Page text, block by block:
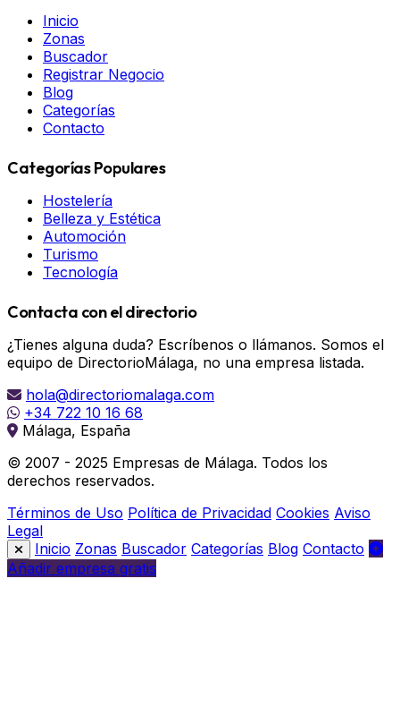
Inicio
Zonas
Buscador
Registrar Negocio
Blog
Categorías
Contacto
Categorías Populares
Hostelería
Belleza y Estética
Automoción
Turismo
Tecnología
Contacta con el directorio
¿Tienes alguna duda? Escríbenos o llámanos. Somos el
equipo de DirectorioMálaga, no una empresa listada.
hola@directoriomalaga.com
+34 722 10 16 68
Málaga, España
© 2007 - 2025 Empresas de Málaga. Todos los
derechos reservados.
Términos de Uso Política de Privacidad Cookies Aviso
Legal
Inicio Zonas Buscador Categorías Blog Contacto
Añadir empresa gratis